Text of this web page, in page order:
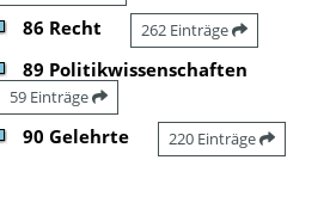
86 Recht 262 Einträge
89 Politikwissenschaften
59 Einträge
90 Gelehrte 220 Einträge